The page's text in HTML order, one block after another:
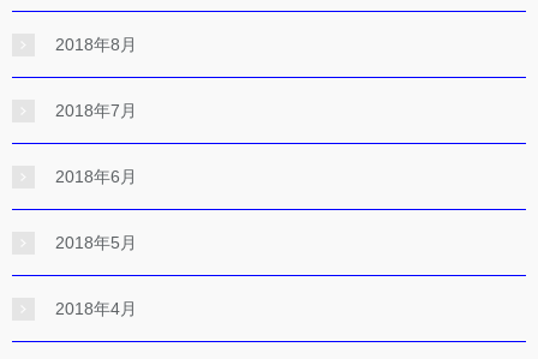
2018年8月
2018年7月
2018年6月
2018年5月
2018年4月